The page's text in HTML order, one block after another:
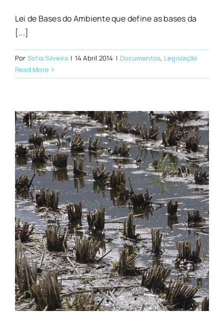
Lei de Bases do Ambiente que define as bases da
[...]
Por Sofia Silveira | 14 Abril 2014 | Documentos, Legislação
Read More